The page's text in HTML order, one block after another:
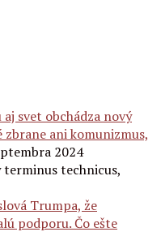
aj svet obchádza nový
zbrane ani komunizmus,
2024
terminus technicus,